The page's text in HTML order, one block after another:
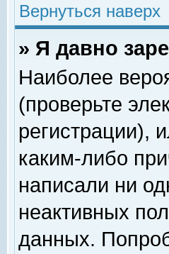
Вернуться наверх
» Я давно
Наиболее
(проверьте
регистрации),
каким-либо
написали ни
неактивных
данных.